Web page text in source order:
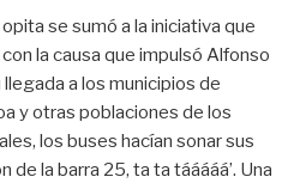
se sumó a la iniciativa que
la causa que impulsó Alfonso
a los municipios de
y otras poblaciones de los
los buses hacían sonar sus
de la barra 25, ta ta tááááá’. Una